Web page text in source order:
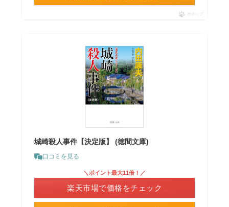
ポチップ
城崎殺人事件【決定版】 (徳間文庫)
口コミを見る
＼ポイント最大11倍！／
楽天市場で価格をチェック